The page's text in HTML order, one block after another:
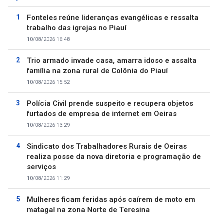
Fonteles reúne lideranças evangélicas e ressalta
trabalho das igrejas no Piauí
10/08/2026 16:48
Trio armado invade casa, amarra idoso e assalta
família na zona rural de Colônia do Piauí
10/08/2026 15:52
Polícia Civil prende suspeito e recupera objetos
furtados de empresa de internet em Oeiras
10/08/2026 13:29
Sindicato dos Trabalhadores Rurais de Oeiras
realiza posse da nova diretoria e programação de
serviços
10/08/2026 11:29
Mulheres ficam feridas após caírem de moto em
matagal na zona Norte de Teresina